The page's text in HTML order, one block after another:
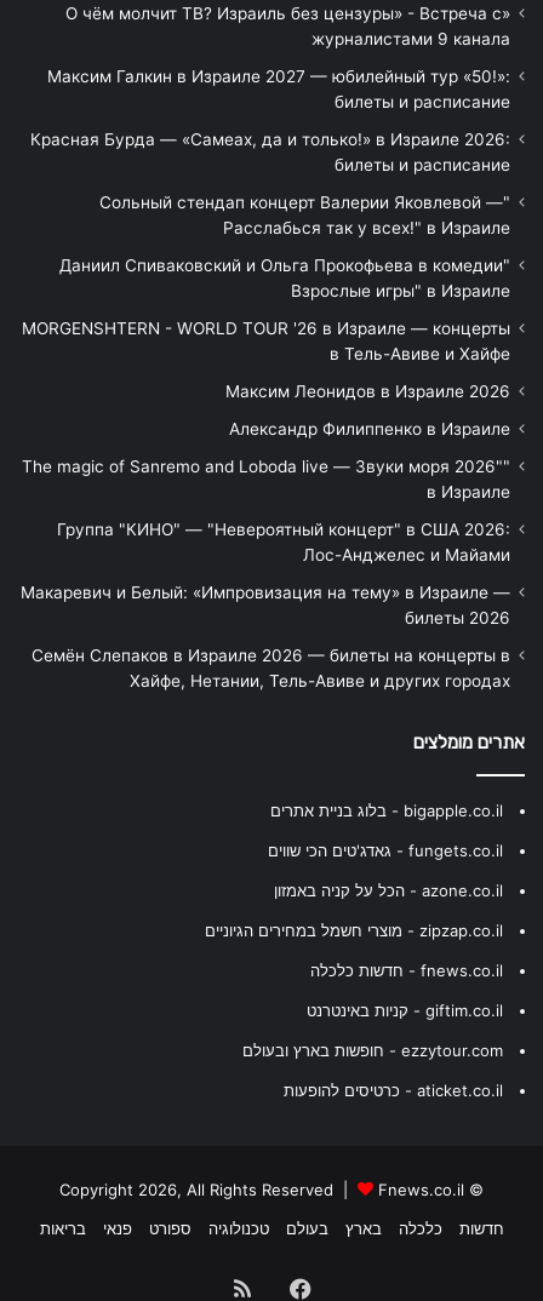
«О чём молчит ТВ? Израиль без цензуры» - Встреча с
журналистами 9 канала
Максим Галкин в Израиле 2027 — юбилейный тур «50!»:
билеты и расписание
Красная Бурда — «Самеах, да и только!» в Израиле 2026:
билеты и расписание
"Сольный стендап концерт Валерии Яковлевой —
Расслабься так у всех!" в Израиле
"Даниил Спиваковский и Ольга Прокофьева в комедии
Взрослые игры" в Израиле
MORGENSHTERN - WORLD TOUR '26 в Израиле — концерты
в Тель-Авиве и Хайфе
Максим Леонидов в Израиле 2026
Александр Филиппенко в Израиле
"The magic of Sanremo and Loboda live — Звуки моря 2026"
в Израиле
Группа "КИНО" — "Невероятный концерт" в США 2026:
Лос-Анджелес и Майами
Макаревич и Белый: «Импровизация на тему» в Израиле —
билеты 2026
Семён Слепаков в Израиле 2026 — билеты на концерты в
Хайфе, Нетании, Тель-Авиве и других городах
אתרים מומלצים
bigapple.co.il - בלוג בניית אתרים
fungets.co.il - גאדג'טים הכי שווים
azone.co.il - הכל על קניה באמזון
zipzap.co.il - מוצרי חשמל במחירים הגיוניים
fnews.co.il - חדשות כלכלה
giftim.co.il - קניות באינטרנט
ezzytour.com - חופשות בארץ ובעולם
aticket.co.il - כרטיסים להופעות
© Copyright 2026, All Rights Reserved |
Fnews.co.il
חדשות
כלכלה בארץ בעולם טכנולוגיה ספורט פנאי בריאות
Facebook